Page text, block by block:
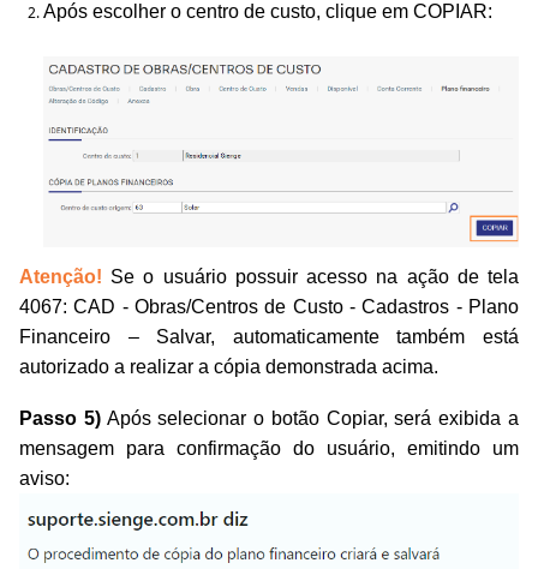
Após escolher o centro de custo, clique em COPIAR:
Atenção! Se o usuário possuir acesso na ação de tela
4067: CAD - Obras/Centros de Custo - Cadastros - Plano
Financeiro – Salvar, automaticamente também está
autorizado a realizar a cópia demonstrada acima.
Passo 5)Após selecionar o botão Copiar, será exibida a
mensagem para confirmação do usuário, emitindo um
aviso: